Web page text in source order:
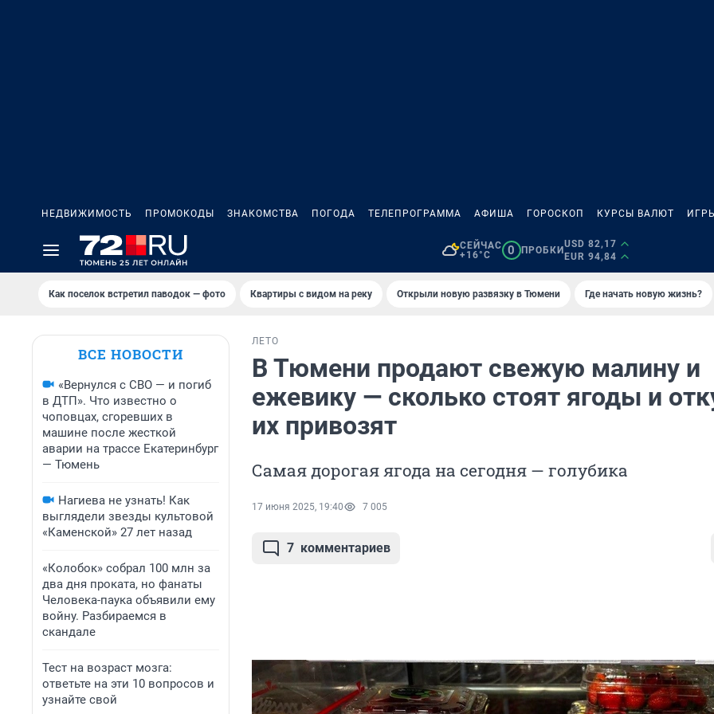
НЕДВИЖИМОСТЬ ПРОМОКОДЫ ЗНАКОМСТВА ПОГОДА ТЕЛЕПРОГРАММА АФИША ГОРОСКОП КУРСЫ ВАЛЮТ
СЕЙЧАС
+16°C
0 ПРОБКИ
USD 82,17
EUR 94,84
Как поселок встретил паводок — фото Квартиры с видом на реку Открыли новую развязку в Тюмени Где начать новую жизнь?
ВСЕ НОВОСТИ
«Вернулся с СВО — и погиб
в ДТП». Что известно о
чоповцах, сгоревших в
машине после жесткой
аварии на трассе Екатеринбург
— Тюмень
Нагиева не узнать! Как
выглядели звезды культовой
«Каменской» 27 лет назад
«Колобок» собрал 100 млн за
два дня проката, но фанаты
Человека-паука объявили ему
войну. Разбираемся в
скандале
Тест на возраст мозга:
ответьте на эти 10 вопросов и
узнайте свой
ЛЕТО
В Тюмени продают свежую малину и
ежевику — сколько стоят ягоды и
их привозят
Самая дорогая ягода на сегодня — голубика
17 июня 2025, 19:40 7 005
7 комментариев